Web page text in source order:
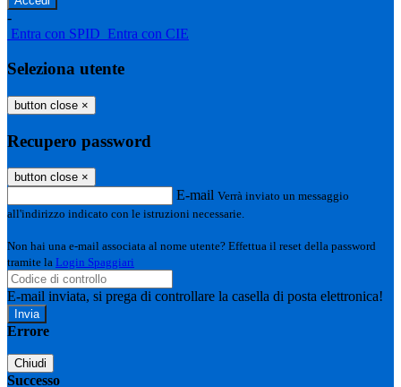
-
Entra con SPID Entra con CIE
Seleziona utente
button close ×
Recupero password
button close ×
E-mail Verrà inviato un messaggio
all'indirizzo indicato con le istruzioni necessarie.
Non hai una e-mail associata al nome utente? Effettua il reset della password
tramite la Login Spaggiari
E-mail inviata, si prega di controllare la casella di posta elettronica!
Errore
Chiudi
Successo